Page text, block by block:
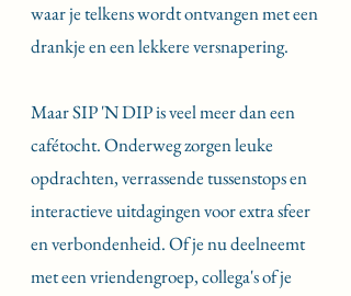
waar je telkens wordt ontvangen met een
drankje en een lekkere versnapering.
Maar SIP 'N DIP is veel meer dan een
cafétocht. Onderweg zorgen leuke
opdrachten, verrassende tussenstops en
interactieve uitdagingen voor extra sfeer
en verbondenheid. Of je nu deelneemt
met een vriendengroep, collega's of je